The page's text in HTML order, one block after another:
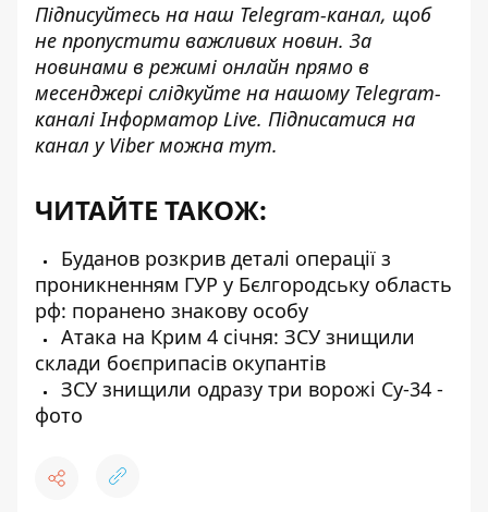
Підписуйтесь на наш Telegram-канал, щоб
не пропустити важливих новин. За
новинами в режимі онлайн прямо в
месенджері слідкуйте на нашому Telegram-
каналіІнформатор Live. Підписатися на
канал у Viber можна тут.
ЧИТАЙТЕ ТАКОЖ:
Буданов розкрив деталі операції з
проникненням ГУР у Бєлгородську область
рф: поранено знакову особу
Атака на Крим 4 січня: ЗСУ знищили
склади боєприпасів окупантів
ЗСУ знищили одразу три ворожі Су-34 -
фото